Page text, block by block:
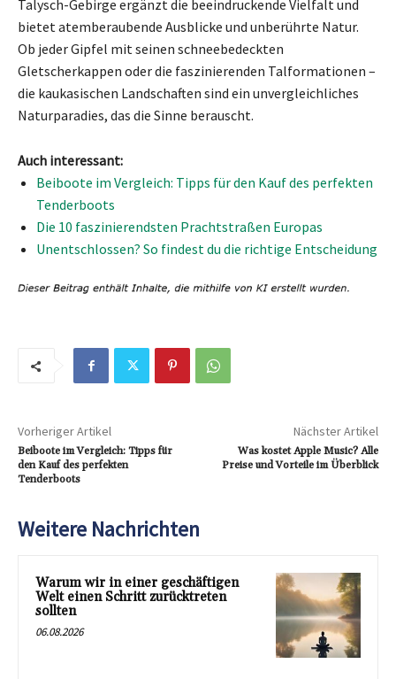
Talysch-Gebirge ergänzt die beeindruckende Vielfalt und
bietet atemberaubende Ausblicke und unberührte Natur.
Ob jeder Gipfel mit seinen schneebedeckten
Gletscherkappen oder die faszinierenden Talformationen –
die kaukasischen Landschaften sind ein unvergleichliches
Naturparadies, das die Sinne berauscht.
Auch interessant:
Beiboote im Vergleich: Tipps für den Kauf des perfekten
Tenderboots
Die 10 faszinierendsten Prachtstraßen Europas
Unentschlossen? So findest du die richtige Entscheidung
Vorheriger Artikel
Beiboote im Vergleich: Tipps für
den Kauf des perfekten
Tenderboots
Nächster Artikel
Was kostet Apple Music? Alle
Preise und Vorteile im Überblick
Weitere Nachrichten
Warum wir in einer geschäftigen
Welt einen Schritt zurücktreten
sollten
06.08.2026